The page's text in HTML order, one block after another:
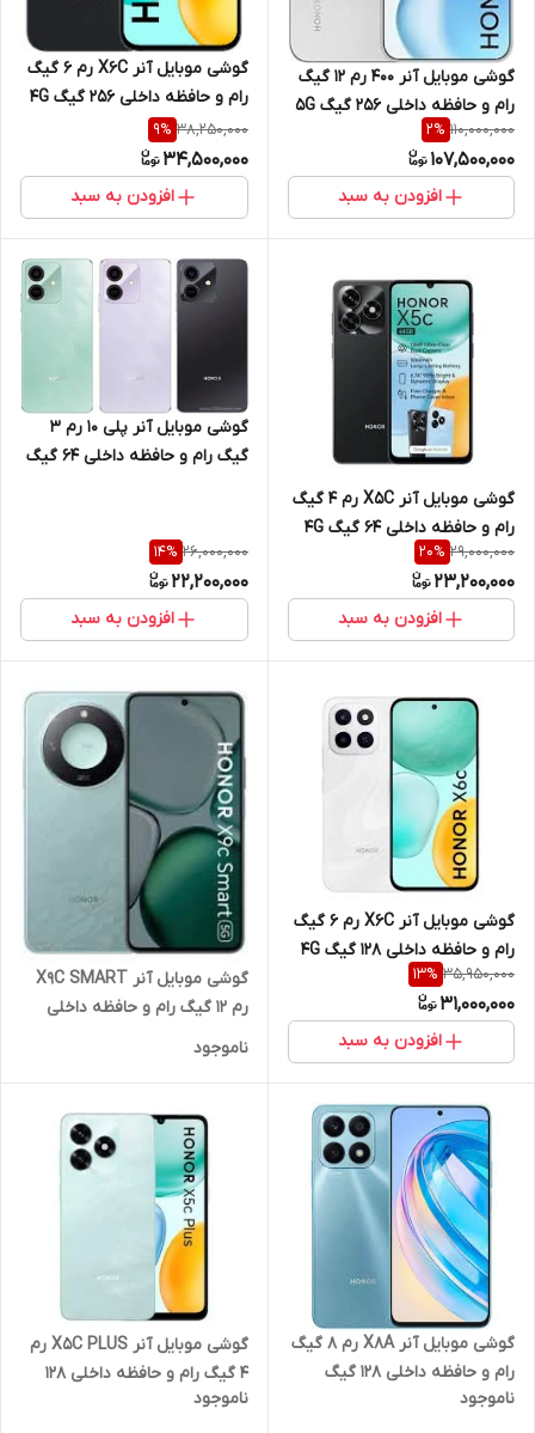
گوشی موبایل آنر 400 رم 12 گیگ
رام و حافظه داخلی 256 گیگ 5G
110,000,000
2%
107,500,000
افزودن به سبد
گوشی موبایل آنر X6C رم 6 گیگ
رام و حافظه داخلی 256 گیگ 4G
38,250,000
9%
34,500,000
افزودن به سبد
گوشی موبایل آنر X5C رم 4 گیگ
رام و حافظه داخلی 64 گیگ 4G
29,000,000
20%
23,200,000
افزودن به سبد
گوشی موبایل آنر پلی 10 رم 3
گیگ رام و حافظه داخلی 64 گیگ
26,000,000
14%
22,200,000
افزودن به سبد
گوشی موبایل آنر X6C رم 6 گیگ
رام و حافظه داخلی 128 گیگ 4G
35,950,000
13%
31,000,000
افزودن به سبد
گوشی موبایل آنر X9C SMART
رم 12 گیگ رام و حافظه داخلی
256 گیگ 5G
ناموجود
گوشی موبایل آنر X8A رم 8 گیگ
رام و حافظه داخلی 128 گیگ
100MP 4G
ناموجود
گوشی موبایل آنر X5C PLUS رم
4 گیگ رام و حافظه داخلی 128
گیگ 4G
ناموجود